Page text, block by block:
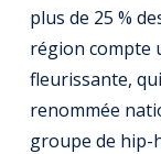
plus de 25 %
région compte
fleurissante,
renommée
groupe de hip-